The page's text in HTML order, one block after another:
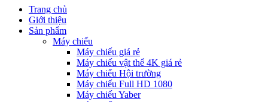
Trang chủ
Giới thiệu
Sản phẩm
Máy chiếu
Máy chiếu giá rẻ
Máy chiếu vật thể 4K giá rẻ
Máy chiếu Hội trường
Máy chiếu Full HD 1080
Máy chiếu Yaber